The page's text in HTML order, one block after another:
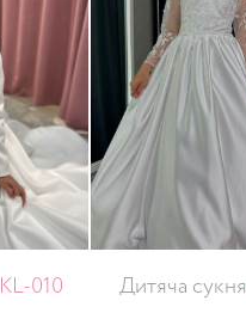
KL-010 Дитяча сукня